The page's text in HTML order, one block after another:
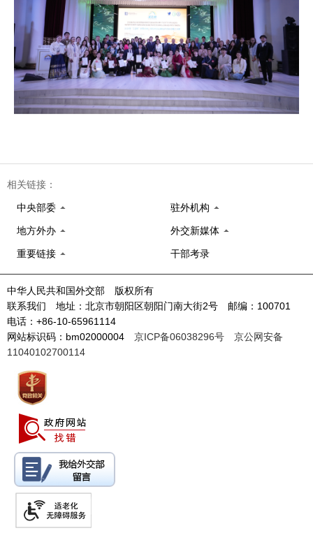
相关链接：
中央部委 驻外机构
地方外办 外交新媒体
重要链接 干部考录
中华人民共和国外交部 版权所有
联系我们 地址：北京市朝阳区朝阳门南大街2号 邮编：100701
电话：+86-10-65961114
网站标识码：bm02000004 京ICP备06038296号
京公网安备
11040102700114